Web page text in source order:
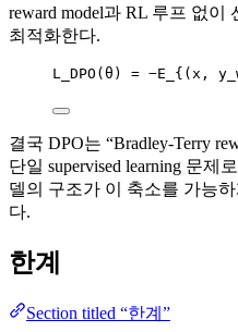
reward model과 RL 루프 없
최적화한다.
L_DPO(θ) =
결국 DPO는 “Bradley-Terry
단일 supervised learning 문제
델의 구조가 이 축소를 가능
다.
한계
Section titled “한계”